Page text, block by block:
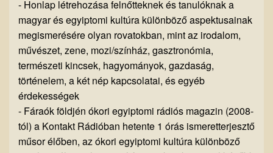
- Honlap létrehozása felnőtteknek és tanulóknak a
magyar és egyiptomi kultúra különböző aspektusainak
megismerésére olyan rovatokban, mint az irodalom,
művészet, zene, mozi/színház, gasztronómia,
természeti kincsek, hagyományok, gazdaság,
történelem, a két nép kapcsolatai, és egyéb
érdekességek
- Fáraók földjén ókori egyiptomi rádiós magazin (2008-
tól) a Kontakt Rádióban hetente 1 órás ismeretterjesztő
műsor élőben, az ókori egyiptomi kultúra különböző